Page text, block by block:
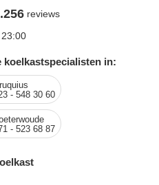
reviews
koelkastspecialisten in:
- 548 30 60
- 523 68 87